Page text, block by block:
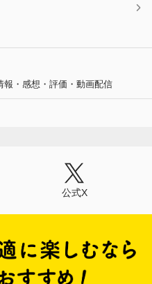
報・感想・評価・動画配信
公式X